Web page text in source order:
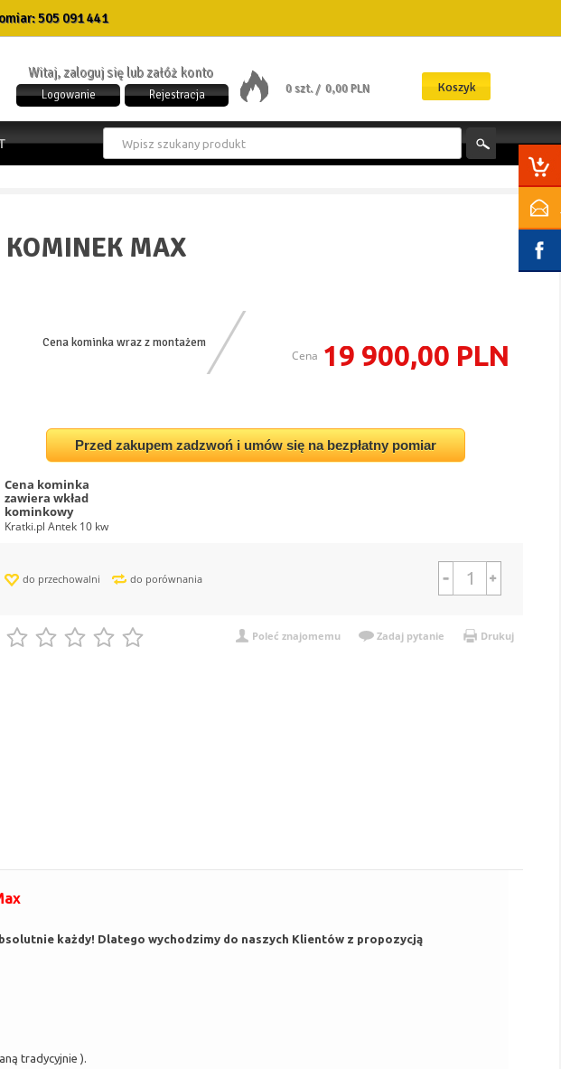
505 091 441
0 szt. / 0,00 PLN Koszyk
Witaj, zaloguj się lub załóż konto
Rejestracja
Logowanie
KOMINEK MAX
Cena kominka wraz z montażem
Cena 19 900,00 PLN
Przed zakupem zadzwoń i umów się na bezpłatny pomiar
Cena kominka
zawiera wkład
kominkowy
Kratki.pl Antek 10 kw
do przechowalni do porównania
Poleć znajomemu Zadaj pytanie Drukuj
każdy! Dlatego wychodzimy do naszych Klientów z propozycją
tradycyjnie ).